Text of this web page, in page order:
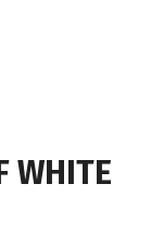
WHITE